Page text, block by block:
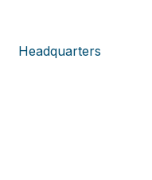
Headquarters